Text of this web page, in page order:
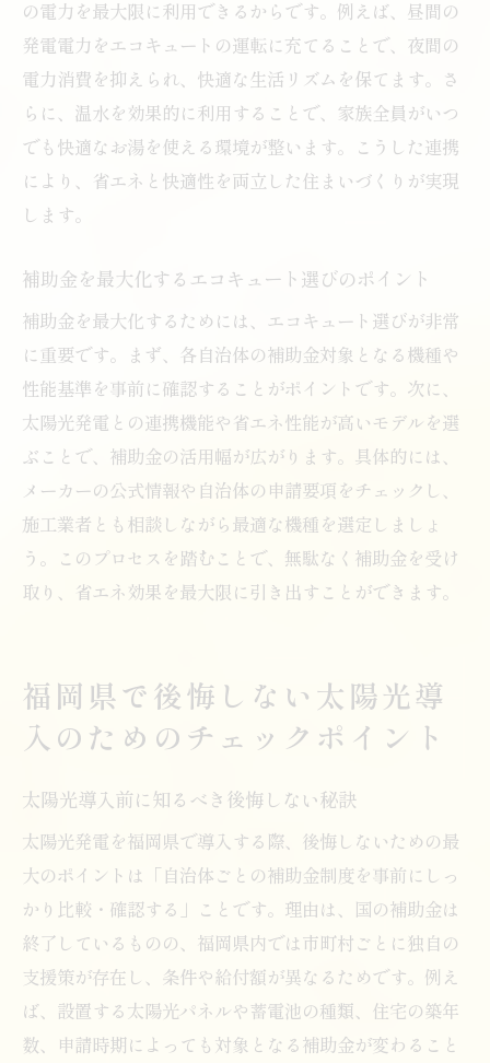
の電力を最大限に利用できるからです。例えば、昼間の
発電電力をエコキュートの運転に充てることで、夜間の
電力消費を抑えられ、快適な生活リズムを保てます。さ
らに、温水を効果的に利用することで、家族全員がいつ
でも快適なお湯を使える環境が整います。こうした連携
により、省エネと快適性を両立した住まいづくりが実現
します。
補助金を最大化するエコキュート選びのポイント
補助金を最大化するためには、エコキュート選びが非常
に重要です。まず、各自治体の補助金対象となる機種や
性能基準を事前に確認することがポイントです。次に、
太陽光発電との連携機能や省エネ性能が高いモデルを選
ぶことで、補助金の活用幅が広がります。具体的には、
メーカーの公式情報や自治体の申請要項をチェックし、
施工業者とも相談しながら最適な機種を選定しましょ
う。このプロセスを踏むことで、無駄なく補助金を受け
取り、省エネ効果を最大限に引き出すことができます。
福岡県で後悔しない太陽光導
入のためのチェックポイント
太陽光導入前に知るべき後悔しない秘訣
太陽光発電を福岡県で導入する際、後悔しないための最
大のポイントは「自治体ごとの補助金制度を事前にしっ
かり比較・確認する」ことです。理由は、国の補助金は
終了しているものの、福岡県内では市町村ごとに独自の
支援策が存在し、条件や給付額が異なるためです。例え
ば、設置する太陽光パネルや蓄電池の種類、住宅の築年
数、申請時期によっても対象となる補助金が変わること